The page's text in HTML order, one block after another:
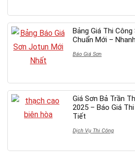
Bảng Giá Thi
Chuẩn Mới –
Báo Giá Sơn
Giá Sơn Bả Trần
2025 – Báo Giá
Tiết
Dịch Vụ Thi Công